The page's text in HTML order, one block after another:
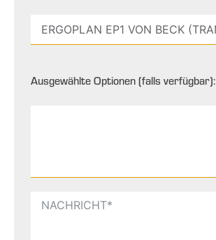
Ausgewählte Optionen (falls verfügbar):